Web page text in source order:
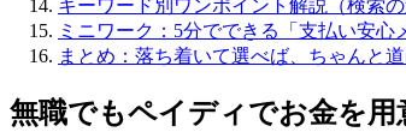
キーワード別ワンポイント解説（検索
ミニワーク：5分でできる「支払い安心
まとめ：落ち着いて選べば、ちゃんと
無職でもペイディでお金を